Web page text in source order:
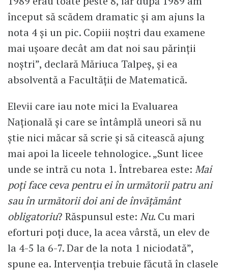
început să scădem dramatic și am ajuns la
nota 4 și un pic. Copiii noștri dau examene
mai ușoare decât am dat noi sau părinții
noștri”, declară Măriuca Talpeș, și ea
absolventă a Facultății de Matematică.
Elevii care iau note mici la Evaluarea
Națională și care se întâmplă uneori să nu
știe nici măcar să scrie și să citească ajung
mai apoi la liceele tehnologice. „Sunt licee
unde se intră cu nota 1. Întrebarea este: Mai
poți face ceva pentru ei în următorii patru ani
sau în următorii doi ani de învățământ
obligatoriu? Răspunsul este: Nu. Cu mari
eforturi poți duce, la acea vârstă, un elev de
la 4-5 la 6-7. Dar de la nota 1 niciodată”,
spune ea. Intervenția trebuie făcută în clasele